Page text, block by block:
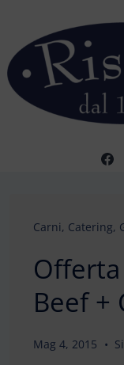
contenuto
principale
Carni, Catering,
Beef +
Mag 4, 2015